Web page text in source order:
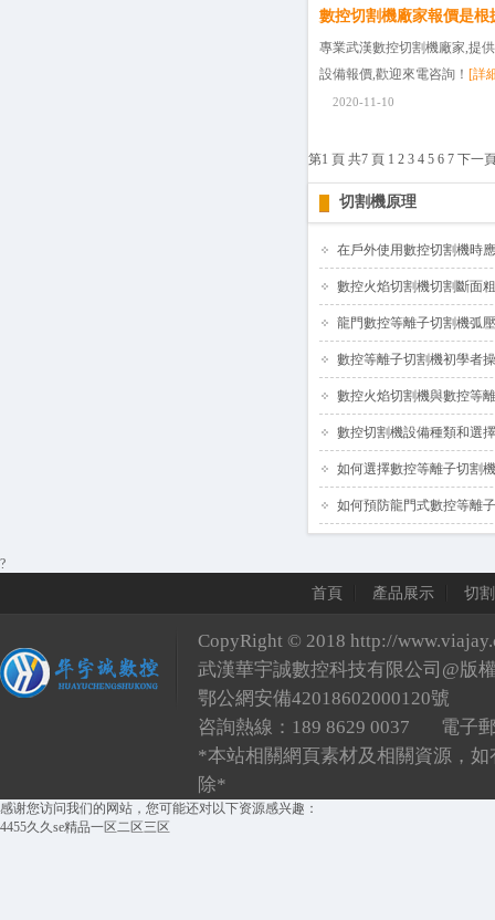
數控切割機廠家報價是根
專業武漢數控切割機廠家,提
設備報價,歡迎來電咨詢！ [詳
2020-11-10
第1 頁 共7 頁 1 2 3 4 5 6 7 下一
切割機原理
在戶外使用數控切割機時
數控火焰切割機切割斷面
龍門數控等離子切割機弧
數控等離子切割機初學者
數控火焰切割機與數控等
數控切割機設備種類和選擇
如何選擇數控等離子切割
如何預防龍門式數控等離
?
首頁 產品展示 切
CopyRight © 2018 http://
武漢華宇誠數控科技有限公司@版
鄂公網安備42018602000120號
咨詢熱線：189 8629 0037 電子
*本站相關網頁素材及相關資源
除*
感谢您访问我们的网站，您可能还对以下资源感兴趣：
4455久久se精品一区二区三区